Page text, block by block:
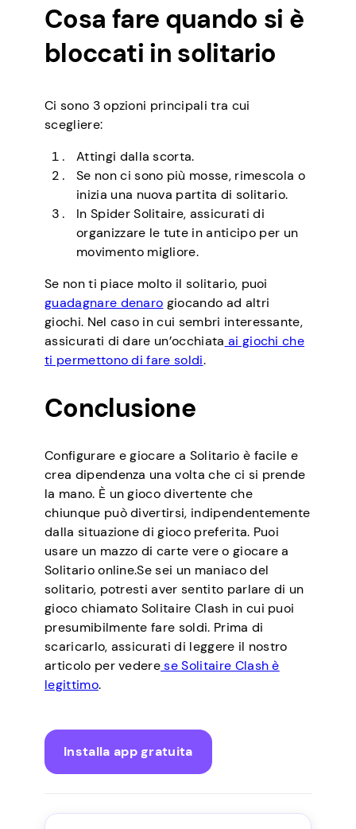
Cosa fare quando si è
bloccati in solitario
Ci sono 3 opzioni principali tra cui
scegliere:
Attingi dalla scorta.
Se non ci sono più mosse, rimescola o
inizia una nuova partita di solitario.
In Spider Solitaire, assicurati di
organizzare le tute in anticipo per un
movimento migliore.
Se non ti piace molto il solitario, puoi
guadagnare denaro giocando ad altri
giochi. Nel caso in cui sembri interessante,
assicurati di dare un’occhiata ai giochi che
ti permettono di fare soldi.
Conclusione
Configurare e giocare a Solitario è facile e
crea dipendenza una volta che ci si prende
la mano. È un gioco divertente che
chiunque può divertirsi, indipendentemente
dalla situazione di gioco preferita. Puoi
usare un mazzo di carte vere o giocare a
Solitario online.Se sei un maniaco del
solitario, potresti aver sentito parlare di un
gioco chiamato Solitaire Clash in cui puoi
presumibilmente fare soldi. Prima di
scaricarlo, assicurati di leggere il nostro
articolo per vederese Solitaire Clash è
legittimo.
Installa app gratuita